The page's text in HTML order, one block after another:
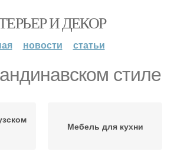
И ДЕКОР
новости статьи
стиле
Мебель для кухни